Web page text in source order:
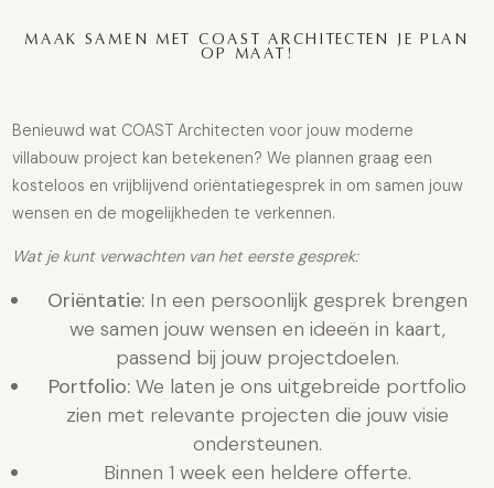
MAAK SAMEN MET COAST ARCHITECTEN JE PLAN
OP MAAT!
Benieuwd wat COAST Architecten voor jouw moderne
villabouw project kan betekenen? We plannen graag een
kosteloos en vrijblijvend oriëntatiegesprek in om samen jouw
wensen en de mogelijkheden te verkennen.
Wat je kunt verwachten van het eerste gesprek:
Oriëntatie:In een persoonlijk gesprek brengen
we samen jouw wensen en ideeën in kaart,
passend bij jouw projectdoelen.
Portfolio:We laten je ons uitgebreide portfolio
zien met relevante projecten die jouw visie
ondersteunen.
Binnen 1 week een heldere offerte.